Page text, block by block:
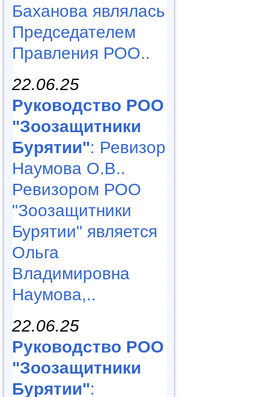
Баханова являлась
Председателем
Правления РОО..
22.06.25
Руководство РОО
"Зоозащитники
Бурятии": Ревизор
Наумова О.В..
Ревизором РОО
"Зоозащитники
Бурятии" является
Ольга
Владимировна
Наумова,..
22.06.25
Руководство РОО
"Зоозащитники
Бурятии":